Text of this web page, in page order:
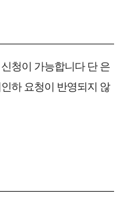
청이 가능합니다 단 은
하 요청이 반영되지 않